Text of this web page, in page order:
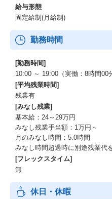
給与形態
固定給制(月給制)
勤務時間
[勤務時間]
10:00 ～ 19:00（実働：8時間
[平均残業時間]
残業有
[みなし残業]
基本給：24～29万円
みなし残業手当額：1万円～
月のみなし時間：5.0時間
みなし時間超過時に別途残業代
[フレックスタイム]
無
休日・休暇